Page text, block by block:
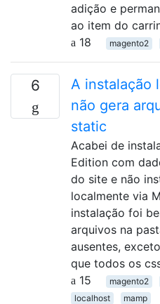
adição e
ao item do
18
magento2
6
A instalação
não gera
static
Acabei de
Edition com
do site e não
localmente via
instalação foi
arquivos na
ausentes,
que todos os
15
magento2
localhost
mamp